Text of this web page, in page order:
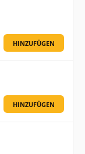
HINZUFÜGEN
HINZUFÜGEN